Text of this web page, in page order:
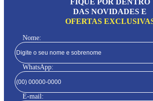
FIQUE POR DENTRO
DAS NOVIDADES E
OFERTAS
Nome:
WhatsApp:
E-mail: